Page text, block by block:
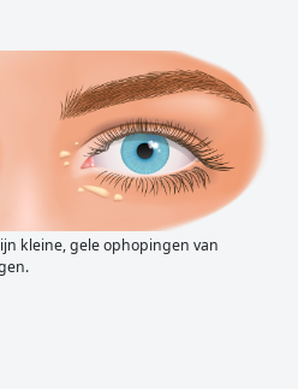
kleine, gele ophopingen van